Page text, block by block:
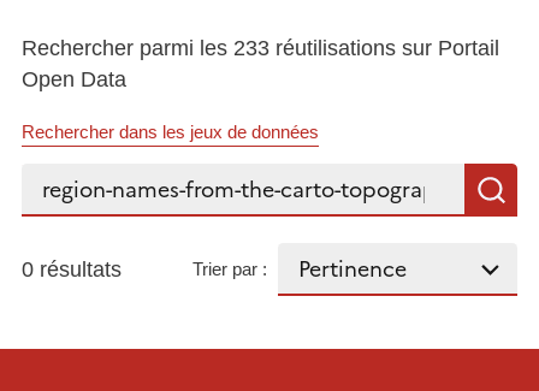
Rechercher parmi les 233 réutilisations sur Portail
Open Data
Rechercher dans les jeux de données
Rechercher...
0 résultats Trier par :